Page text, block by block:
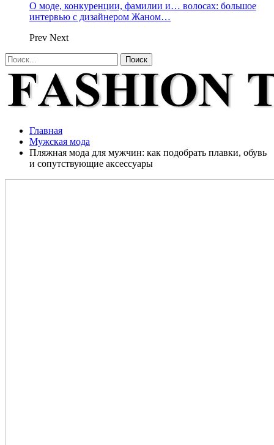
О моде, конкуренции, фамилии и… волосах: большое
интервью с дизайнером Жаном…
Prev Next
Главная
Мужская мода
Пляжная мода для мужчин: как подобрать плавки, обувь
и сопутствующие аксессуары